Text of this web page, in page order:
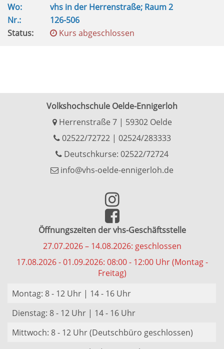
Wo:
vhs in der Herrenstraße; Raum 2
Nr.:
126-506
Status:
Kurs abgeschlossen
Volkshochschule Oelde-Ennigerloh
Herrenstraße 7 | 59302 Oelde
02522/72722| 02524/283333
Deutschkurse: 02522/72724
info@vhs-oelde-ennigerloh.de
Öffnungszeiten der vhs-Geschäftsstelle
27.07.2026 – 14.08.2026: geschlossen
17.08.2026 - 01.09.2026: 08:00 - 12:00 Uhr (Montag -
Freitag)
Montag: 8 - 12 Uhr | 14 - 16 Uhr
Dienstag: 8 - 12 Uhr | 14 - 16 Uhr
Mittwoch: 8 - 12 Uhr (Deutschbüro geschlossen)